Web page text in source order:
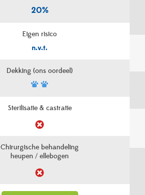
20%
Eigen risico
n.v.t.
Dekking (ons oordeel)
Sterilisatie & castratie
Chirurgische behandeling
heupen / ellebogen